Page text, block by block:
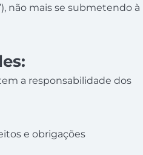
não mais se submetendo à
a responsabilidade dos
e obrigações